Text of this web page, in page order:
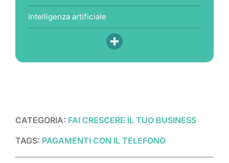
intelligenza artificiale
CATEGORIA: FAI CRESCERE IL TUO BUSINESS
TAGS: PAGAMENTI CON IL TELEFONO